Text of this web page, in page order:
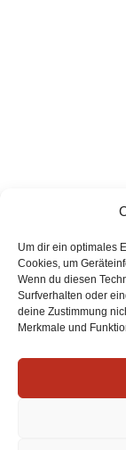
Um dir ein optimales
Cookies, um
Wenn du diesen
Surfverhalten oder
deine Zustimmung
Merkmale und